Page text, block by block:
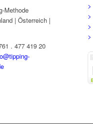
Methode
| Österreich |
. 477 419 20